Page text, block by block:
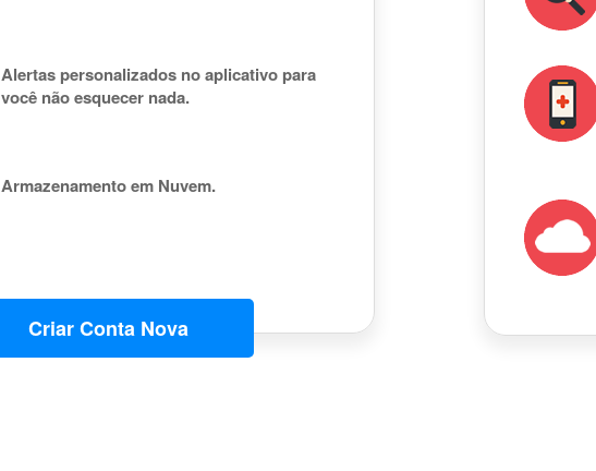
Alertas personalizados no aplicativo para
você não esquecer nada.
Armazenamento em Nuvem.
Criar Conta Nova